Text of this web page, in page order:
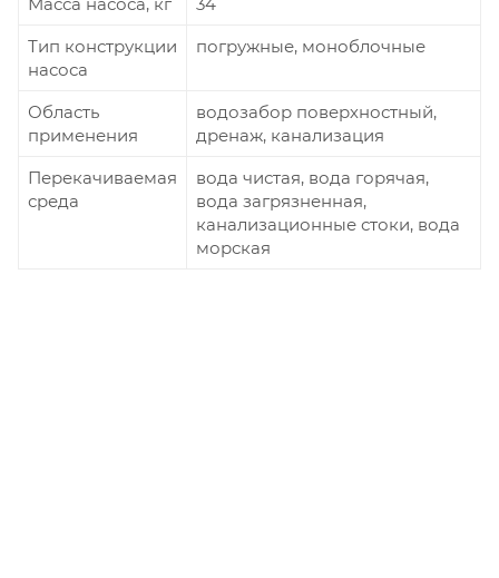
Тип конструкции
насоса
погружные, моноблочные
Область
применения
водозабор поверхностный,
дренаж, канализация
Перекачиваемая
среда
вода чистая, вода горячая,
вода загрязненная,
канализационные стоки, вода
морская